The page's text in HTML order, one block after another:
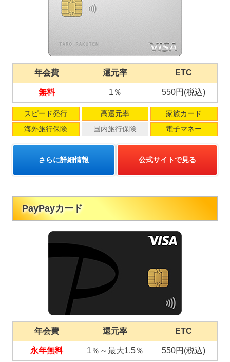
年会費 還元率 ETC
無料 1％ 550円(税込)
スピード発行 高還元率
家族カード
海外旅行保険
国内旅行保険 電子マネー
さらに詳細情報 公式サイトで見る
PayPayカード
年会費 還元率 ETC
永年無料 1％～最大1.5％ 550円(税込)